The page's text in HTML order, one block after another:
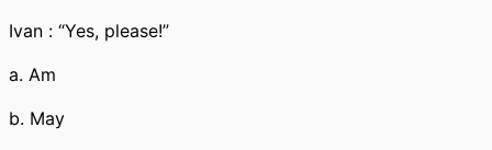
Ivan : “Yes, please!”
a. Am
b. May